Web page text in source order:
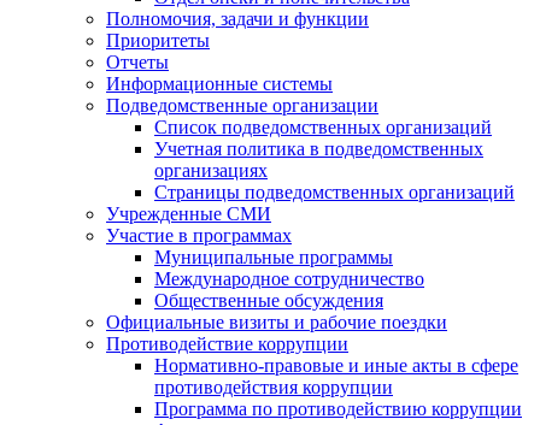
Полномочия, задачи и функции
Приоритеты
Отчеты
Информационные системы
Подведомственные организации
Список подведомственных организаций
Учетная политика в подведомственных
организациях
Страницы подведомственных организаций
Учрежденные СМИ
Участие в программах
Муниципальные программы
Международное сотрудничество
Общественные обсуждения
Официальные визиты и рабочие поездки
Противодействие коррупции
Нормативно-правовые и иные акты в сфере
противодействия коррупции
Программа по противодействию коррупции